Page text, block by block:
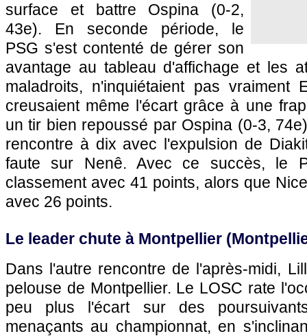
surface et battre Ospina (0-2,
43e). En seconde période, le
PSG s'est contenté de gérer son
avantage au tableau d'affichage et les
maladroits, n'inquiétaient pas vraiment
creusaient même l'écart grâce à une
un tir bien repoussé par Ospina (0-3,
rencontre à dix avec l'expulsion de
faute sur Nenê. Avec ce succès, le
classement avec 41 points, alors que Nice
avec 26 points.
Le leader chute à Montpellier (
Dans l'autre rencontre de l'après-midi,
pelouse de Montpellier. Le LOSC rate
peu plus l'écart sur des
menaçants au championnat, en